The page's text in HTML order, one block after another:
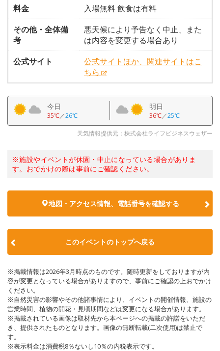
料金
入場無料 飲食は有料
その他・全体備
考
悪天候により予告なく中止、また
は内容を変更する場合あり
公式サイト
公式サイトほか、関連サイトはこ
ちら
今日
35℃／26℃
明日
36℃／25℃
天気情報提供元：株式会社ライフビジネスウェザー
※施設やイベントが休園・中止になっている場合がありま
す。おでかけの際は事前にご確認ください。
地図・アクセス情報、電話番号を確認する
このイベントのトップへ戻る
※掲載情報は2026年3月時点のものです。随時更新をしておりますが内
容が変更となっている場合がありますので、事前にご確認の上おでかけ
ください。
※自然災害の影響やその他諸事情により、イベントの開催情報、施設の
営業時間、植物の開花・見頃期間などは変更になる場合があります。
※掲載されている画像は取材先から本ページへの掲載の許諾をいただ
き、提供されたものとなります。画像の無断転載(二次使用)は禁止で
す。
※表示料金は消費税8％ないし10％の内税表示です。